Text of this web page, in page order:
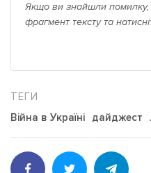
Якщо ви знайшли помилку,
фрагмент тексту та
Війна в Україні дайджест